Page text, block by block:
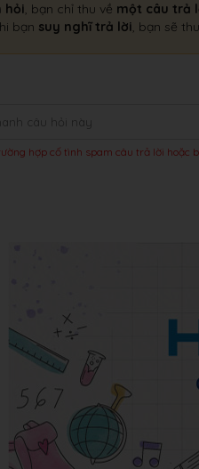
hỏi, bạn chỉ thu về một câu trả
bạn suy nghĩ trả lời, bạn sẽ
hợp cố tình spam câu trả lời hoặc